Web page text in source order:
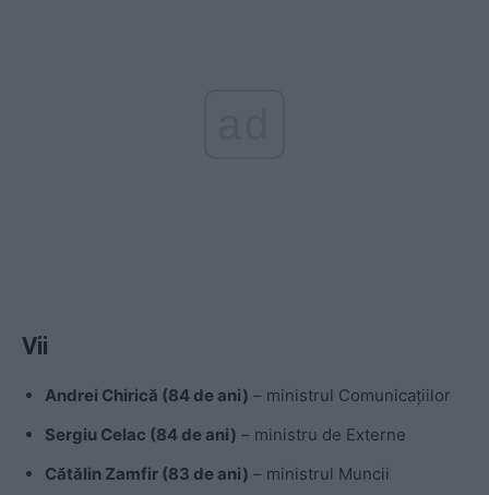
Vii
Andrei Chirică (84 de ani) – ministrul Comunicațiilor
Sergiu Celac (84 de ani) – ministru de Externe
Cătălin Zamfir (83 de ani) – ministrul Muncii